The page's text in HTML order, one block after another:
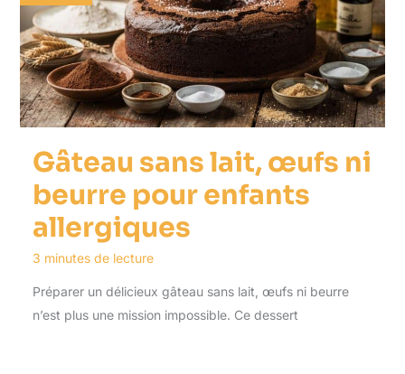
Gâteau sans lait, œufs ni
beurre pour enfants
allergiques
3 minutes de lecture
Préparer un délicieux gâteau sans lait, œufs ni beurre
n’est plus une mission impossible. Ce dessert